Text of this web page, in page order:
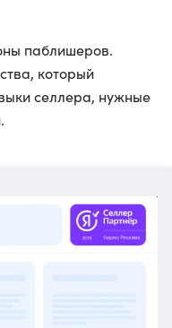
паблишеров.
который
селлера, нужные